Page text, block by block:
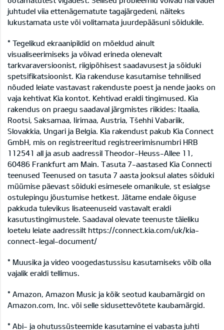
juhtudel viia ettenägematute tagajärgedeni, näiteks
lukustamata uste või volitamata juurdepääsuni sõidukile.
* Tegelikud ekraanipildid on mõeldud ainult
visualiseerimiseks ja võivad erineda olenevalt
tarkvaraversioonist, riigipõhisest saadavusest ja sõiduki
spetsifikatsioonist. Kia rakenduse kasutamise tehnilised
nõuded leiate vastavast rakenduste poest ja nende jaoks on
vaja kehtivat Kia kontot. Kehtivad eraldi tingimused. Kia
rakendus on praegu saadaval järgmistes riikides: Itaalia,
Rootsi, Saksamaa, Iirimaa, Austria, Tšehhi Vabariik,
Slovakkia, Ungari ja Belgia. Kia rakendust pakub Kia Connect
GmbH, mis on registreeritud registreerimisnumbri HRB
112541 all ja asub aadressil Theodor-Heuss-Allee 11,
60486 Frankfurt am Main. Tasuta 7-aastased Kia Connecti
teenused Teenused on tasuta 7 aasta jooksul alates sõiduki
müümise päevast sõiduki esimesele omanikule, st esialgse
ostulepingu jõustumise hetkest. Jätame endale õiguse
pakkuda tulevikus lisateenuseid vastavalt eraldi
kasutustingimustele. Saadaval olevate teenuste täieliku
loetelu leiate aadressilt https://connect.kia.com/uk/kia-
connect-legal-document/
* Muusika ja video voogedastussisu kasutamiseks võib olla
vajalik eraldi tellimus.
* Amazon, Amazon Music ja kõik seotud kaubamärgid on
Amazon.com, Inc. või selle sidusettevõtete kaubamärgid.
* Abi- ja ohutussüsteemide kasutamine ei vabasta juhti